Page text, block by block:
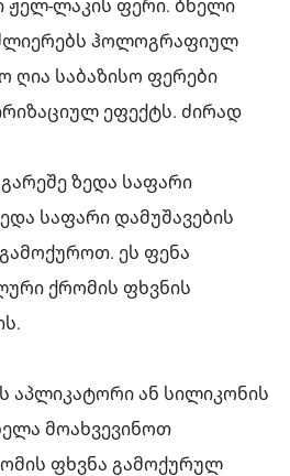
ჟელ-ლაკის ფერი. ბნელი
ჰოლოგრაფიულ
ღია საბაზისო ფერები
ეფექტს. ძირად
ზედა საფარი
საფარი დამუშავების
ეს ფენა
ქრომის ფხვნის
აპლიკატორი ან სილიკონის
მოახვევინოთ
ფხვნა გამოქურულ